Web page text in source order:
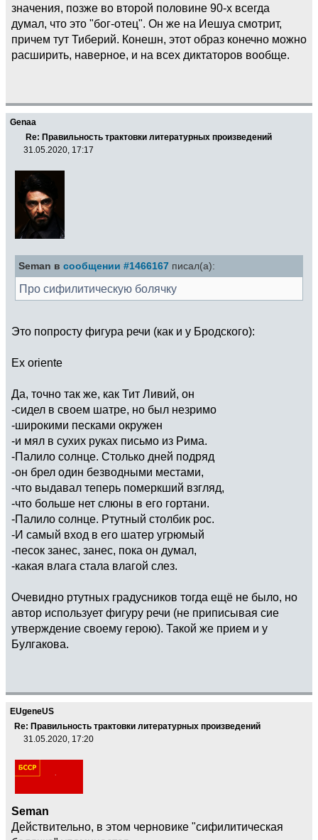
значения, позже во второй половине 90-х всегда
думал, что это "бог-отец". Он же на Иешуа смотрит,
причем тут Тиберий. Конешн, этот образ конечно можно
расширить, наверное, и на всех диктаторов вообще.
Genaa
Re: Правильность трактовки литературных произведений
31.05.2020, 17:17
Seman в сообщении #1466167 писал(а):
Про сифилитическую болячку
Это попросту фигура речи (как и у Бродского):
Ex oriente
Да, точно так же, как Тит Ливий, он
-сидел в своем шатре, но был незримо
-широкими песками окружен
-и мял в сухих руках письмо из Рима.
-Палило солнце. Столько дней подряд
-он брел один безводными местами,
-что выдавал теперь померкший взгляд,
-что больше нет слюны в его гортани.
-Палило солнце. Ртутный столбик рос.
-И самый вход в его шатер угрюмый
-песок занес, занес, пока он думал,
-какая влага стала влагой слез.
Очевидно ртутных градусников тогда ещё не было, но
автор использует фигуру речи (не приписывая сие
утверждение своему герою). Такой же прием и у
Булгакова.
EUgeneUS
Re: Правильность трактовки литературных произведений
31.05.2020, 17:20
Seman
Действительно, в этом черновике "сифилитическая